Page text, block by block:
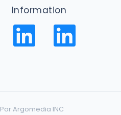
Information
Por Argomedia INC